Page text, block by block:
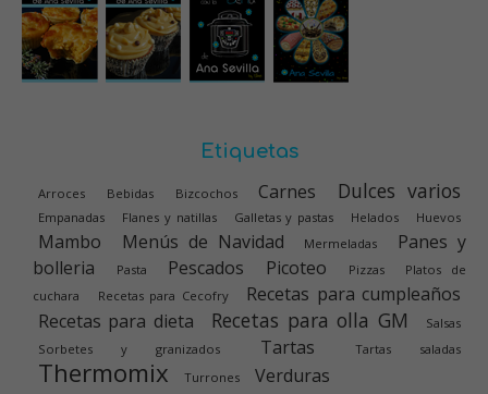
Etiquetas
Arroces Bebidas Bizcochos Carnes Dulces varios
Empanadas Flanes y natillas Galletas y pastas Helados Huevos
Mambo Menús de Navidad Mermeladas
Panes y
bolleria
Pasta Pescados Picoteo Pizzas
Platos de
cuchara
Recetas para Cecofry
Recetas para cumpleaños
Recetas para dieta
Recetas para olla GM
Salsas
Sorbetes y granizados
Tartas Tartas saladas
Thermomix Turrones Verduras